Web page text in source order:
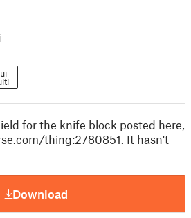
for the knife block posted here,
thing:2780851. It hasn't
Download